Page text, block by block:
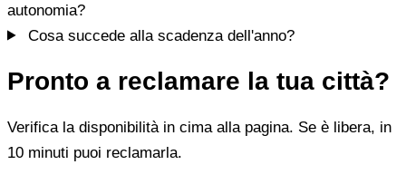
autonomia?
Cosa succede alla scadenza dell'anno?
Pronto a reclamare la tua città?
Verifica la disponibilità in cima alla pagina. Se è libera, in
10 minuti puoi reclamarla.